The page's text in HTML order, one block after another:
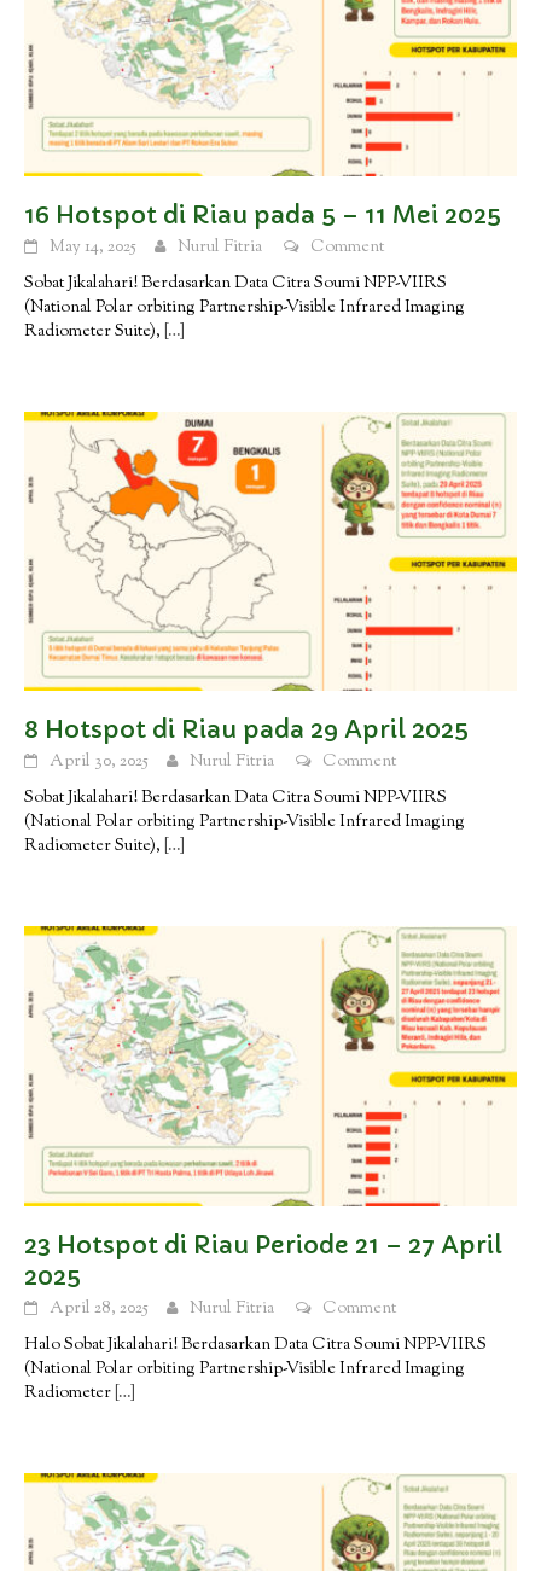
16 Hotspot di Riau pada 5 – 11 Mei 2025
May 14, 2025 Nurul Fitria
Comment
Sobat Jikalahari! Berdasarkan Data Citra Soumi NPP-VIIRS
(National Polar orbiting Partnership-Visible Infrared Imaging
Radiometer Suite), […]
8 Hotspot di Riau pada 29 April 2025
April 30, 2025 Nurul Fitria
Comment
Sobat Jikalahari! Berdasarkan Data Citra Soumi NPP-VIIRS
(National Polar orbiting Partnership-Visible Infrared Imaging
Radiometer Suite), […]
23 Hotspot di Riau Periode 21 – 27 April
2025
April 28, 2025 Nurul Fitria
Comment
Halo Sobat Jikalahari! Berdasarkan Data Citra Soumi NPP-VIIRS
(National Polar orbiting Partnership-Visible Infrared Imaging
Radiometer […]